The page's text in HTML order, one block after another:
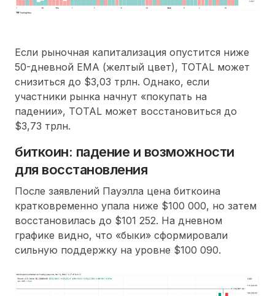
Если рыночная капитализация опустится ниже
50-дневной EMA (желтый цвет), TOTAL может
снизиться до $3,03 трлн. Однако, если
участники рынка начнут «покупать на
падении», TOTAL может восстановиться до
$3,73 трлн.
биткоин: падение и возможности
для восстановления
После заявлений Пауэлла цена биткоина
кратковременно упала ниже $100 000, но затем
восстановилась до $101 252. На дневном
графике видно, что «быки» сформировали
сильную поддержку на уровне $100 090.